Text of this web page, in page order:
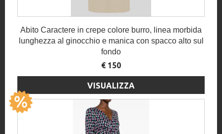
Abito Caractere in crepe colore burro, linea morbida
lunghezza al ginocchio e manica con spacco alto sul
fondo
€ 150
VISUALIZZA